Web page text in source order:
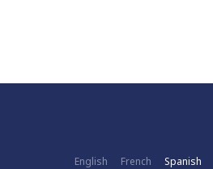
English French Spanish